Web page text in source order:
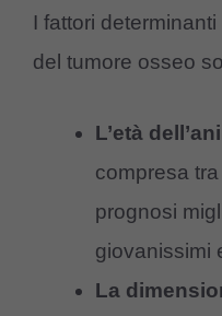
I fattori
del tumore osseo
L’età
compresa
prognosi
giovanissimi
La